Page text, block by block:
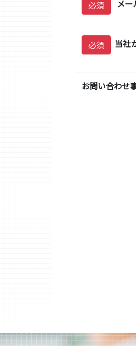
必須 メー
必須 当社
お問い合わせ